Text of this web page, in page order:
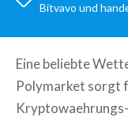
Bitvavo und
Eine beliebte
Polymarket sorgt